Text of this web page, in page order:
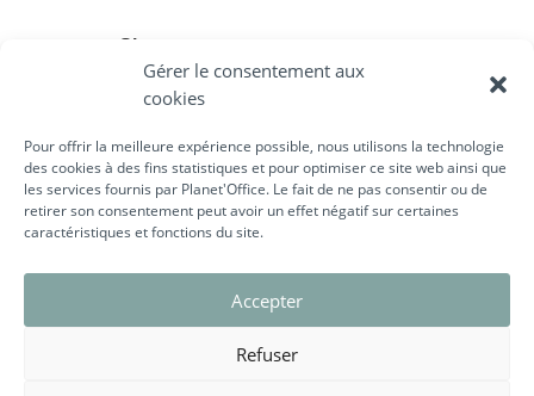
Gérer le consentement aux
cookies
Pour offrir la meilleure expérience possible, nous utilisons la technologie
des cookies à des fins statistiques et pour optimiser ce site web ainsi que
les services fournis par Planet'Office. Le fait de ne pas consentir ou de
retirer son consentement peut avoir un effet négatif sur certaines
caractéristiques et fonctions du site.
Accepter
Refuser
Showroom
21 Bvd. Pierre Lefaucheux
72100 Le Mans
 02 43 75 78 75